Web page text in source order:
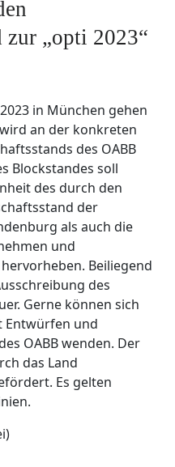
zur „opti 2023“
in München gehen
an der konkreten
des OABB
Blockstandes soll
des durch den
der
als auch die
und
Beiliegend
des
Gerne können sich
Entwürfen und
OABB wenden. Der
das Land
Es gelten